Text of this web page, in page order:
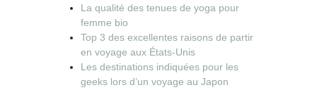
La qualité des tenues de yoga pour
femme bio
Top 3 des excellentes raisons de partir
en voyage aux États-Unis
Les destinations indiquées pour les
geeks lors d’un voyage au Japon